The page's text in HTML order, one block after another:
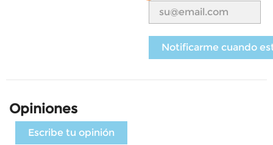
Notificarme cuando
Opiniones
Escribe tu opinión